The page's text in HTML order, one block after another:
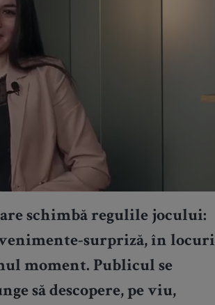
schimbă regulile jocului:
evenimente-surpriză, în locuri
moment. Publicul se
să descopere, pe viu,